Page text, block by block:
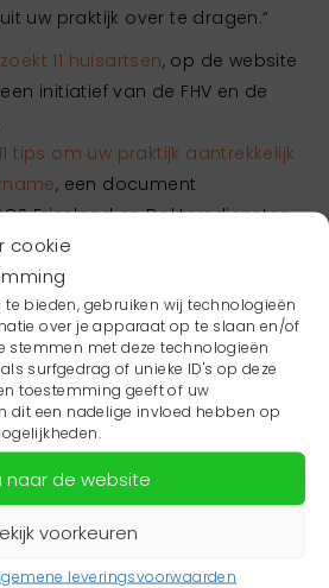
cookie
bieden, gebruiken wij technologieën
over je apparaat op te slaan en/of
stemmen met deze technologieën
surfgedrag of unieke ID's op deze
toestemming geeft of uw
dit een nadelige invloed hebben op
naar de website
voorkeuren
leveringsvoorwaarden
uw praktijk over te dragen.”
11 huisartsen, op de website
een initiatief van de FHV en de
11 tips om uw praktijk aantrekkelijk
, een document
Friesland en Doktersdiensten.
dit document geactualiseerd.